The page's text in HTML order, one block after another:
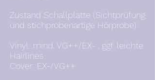
Zustand Schallplatte (Sichtprüfung
und stichprobenartige Hörprobe):
Vinyl: mind. VG++/EX- , ggf. leichte
Hairlines
Cover: EX-/VG++